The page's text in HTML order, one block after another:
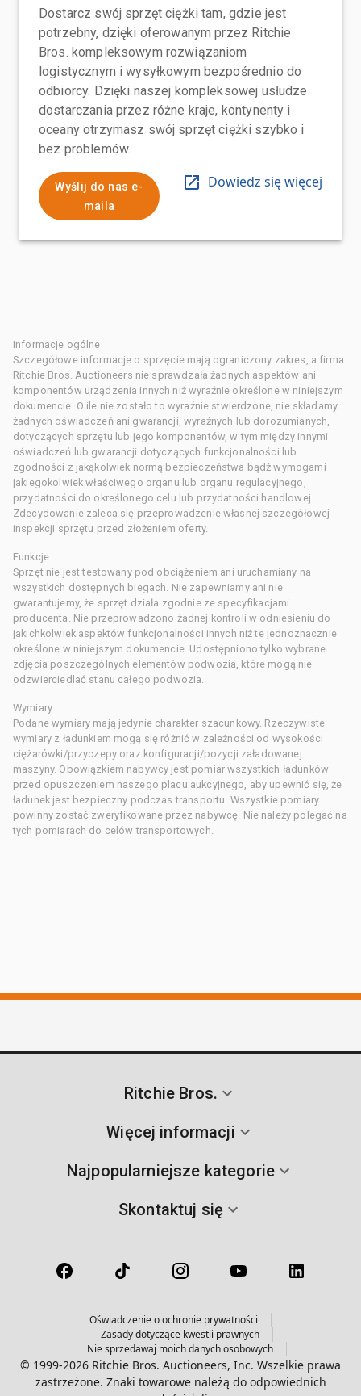
Dostarcz swój sprzęt ciężki tam, gdzie jest
potrzebny, dzięki oferowanym przez Ritchie
Bros. kompleksowym rozwiązaniom
logistycznym i wysyłkowym bezpośrednio do
odbiorcy. Dzięki naszej kompleksowej usłudze
dostarczania przez różne kraje, kontynenty i
oceany otrzymasz swój sprzęt ciężki szybko i
bez problemów.
Wyślij do nas e-
maila
Dowiedz się więcej
Informacje ogólne
Szczegółowe informacje o sprzęcie mają ograniczony zakres, a firma
Ritchie Bros. Auctioneers nie sprawdzała żadnych aspektów ani
komponentów urządzenia innych niż wyraźnie określone w niniejszym
dokumencie. O ile nie zostało to wyraźnie stwierdzone, nie składamy
żadnych oświadczeń ani gwarancji, wyraźnych lub dorozumianych,
dotyczących sprzętu lub jego komponentów, w tym między innymi
oświadczeń lub gwarancji dotyczących funkcjonalności lub
zgodności z jakąkolwiek normą bezpieczeństwa bądź wymogami
jakiegokolwiek właściwego organu lub organu regulacyjnego,
przydatności do określonego celu lub przydatności handlowej.
Zdecydowanie zaleca się przeprowadzenie własnej szczegółowej
inspekcji sprzętu przed złożeniem oferty.
Funkcje
Sprzęt nie jest testowany pod obciążeniem ani uruchamiany na
wszystkich dostępnych biegach. Nie zapewniamy ani nie
gwarantujemy, że sprzęt działa zgodnie ze specyfikacjami
producenta. Nie przeprowadzono żadnej kontroli w odniesieniu do
jakichkolwiek aspektów funkcjonalności innych niż te jednoznacznie
określone w niniejszym dokumencie. Udostępniono tylko wybrane
zdjęcia poszczególnych elementów podwozia, które mogą nie
odzwierciedlać stanu całego podwozia.
Wymiary
Podane wymiary mają jedynie charakter szacunkowy. Rzeczywiste
wymiary z ładunkiem mogą się różnić w zależności od wysokości
ciężarówki/przyczepy oraz konfiguracji/pozycji załadowanej
maszyny. Obowiązkiem nabywcy jest pomiar wszystkich ładunków
przed opuszczeniem naszego placu aukcyjnego, aby upewnić się, że
ładunek jest bezpieczny podczas transportu. Wszystkie pomiary
powinny zostać zweryfikowane przez nabywcę. Nie należy polegać na
tych pomiarach do celów transportowych.
Ritchie Bros.
Więcej informacji
Najpopularniejsze kategorie
Skontaktuj się
Oświadczenie o ochronie prywatności
Zasady dotyczące kwestii prawnych
Nie sprzedawaj moich danych osobowych
© 1999-2026 Ritchie Bros. Auctioneers, Inc. Wszelkie prawa
zastrzeżone. Znaki towarowe należą do odpowiednich